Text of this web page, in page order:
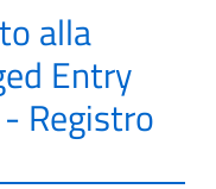
alla
Entry
Registro